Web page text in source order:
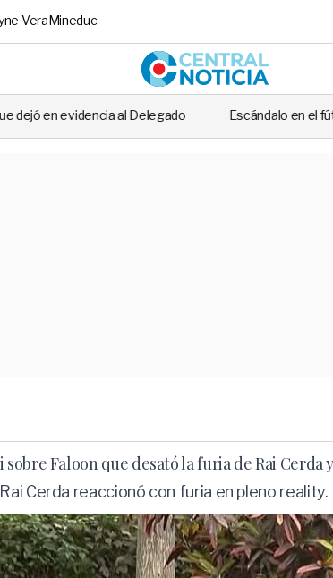
VeraMineduc
Delegado Escándalo en el fútbol chileno:
Faloon que desató la furia de Rai Cerda
Cerda reaccionó con furia en pleno reality.